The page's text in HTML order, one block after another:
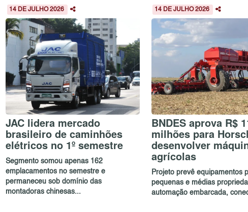
14 DE JULHO 2026
JAC lidera mercado
brasileiro de caminhões
elétricos no 1º semestre
Segmento somou apenas 162
emplacamentos no semestre e
permaneceu sob domínio das
montadoras chinesas...
14 DE JULHO 2026
BNDES aprova R$
milhões para
desenvolver
agrícolas
Projeto prevê equipamentos
pequenas e médias
automação embarcada,